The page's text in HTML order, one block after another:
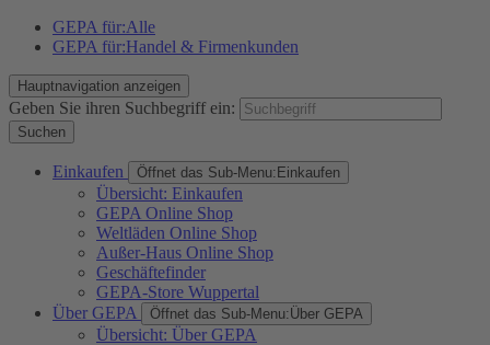
GEPA für:Alle
GEPA für:Handel & Firmenkunden
Hauptnavigation anzeigen
Geben Sie ihren Suchbegriff ein:
Suchen
Einkaufen Öffnet das Sub-Menu: Einkaufen
Übersicht: Einkaufen
GEPA Online Shop
Weltläden Online Shop
Außer-Haus Online Shop
Geschäftefinder
GEPA-Store Wuppertal
Über GEPA
Öffnet das Sub-Menu:Über GEPA
Übersicht: Über GEPA